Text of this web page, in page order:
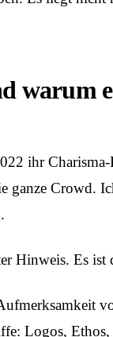
warum
ihr
ganze Crowd.
Hinweis. Es ist
Logos,